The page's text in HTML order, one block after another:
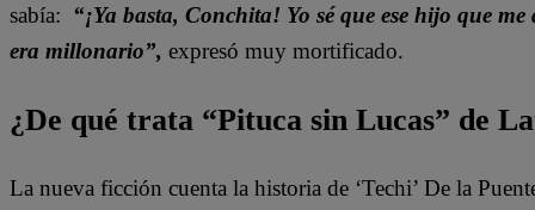
sabía:
“¡Ya basta, Conchita! Yo sé que ese hijo que
era millonario”, expresó muy mortificado.
¿De qué trata “Pituca sin Lucas” de
La nueva ficción cuenta la historia de ‘Techi’ De la